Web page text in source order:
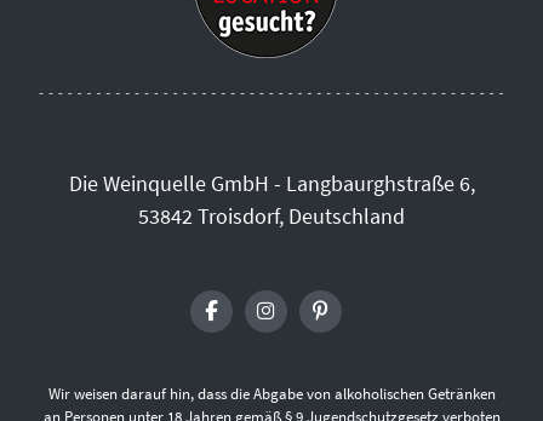
Die Weinquelle GmbH - Langbaurghstraße 6,
53842 Troisdorf, Deutschland
Wir weisen darauf hin, dass die Abgabe von alkoholischen Getränken
an Personen unter 18 Jahren gemäß § 9 Jugendschutzgesetz verboten